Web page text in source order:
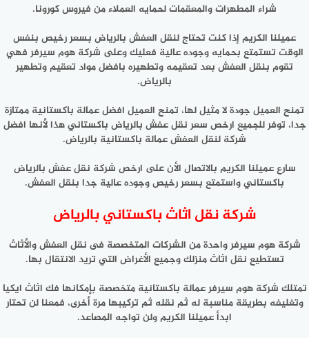
شراء المطهرات والمعقمات لحمايه العملاء من فيروس كورونا.
عميلنا الكريم إذا كنت تحتاج لنقل العفش بالرياض بسعر رخيص بنفس
الوقت تستمتع بحمايه وجوده عالية فعليك وعلى شركة هوم سيرفر فهي
تقوم بنقل العفش بعد تعقيمه وتطهيره بافضل مواد تعقيم وتطهير
بالرياض.
تمنح العميل جودة لا مثيل لها، تمنح العميل افضل عمالة باكستانية ممتازة
جدا، توفر للجميع ارخص سعر نقل عفش بالرياض باكستاني هذا لأنها افضل
شركة لنقل العفش عمالة باكستانية بالرياض.
سارع عميلنا الكريم بالاتصال الأن على ارخص شركة نقل عفش بالرياض
باكستاني واستمتع بسعر رخيص وجوده عالية جدا بنقل العفش.
شركة نقل اثاث باكستاني بالرياض
شركة هوم سيرفر واحدة من الشركات المتخصصة فى نقل العفش والأثاث
تستطيع نقل اثاث منزلك وجميع الأغراض التي تريد الانتقال بها.
تمتلك شركة هوم سيرفر عمالة باكستانية متخصصة بإمكانها فك اثاث ايكيا
وتغليفه بطريقة مناسبة له ثم نقله ثم تركيبها مرة أخرى، فمعنا لن تحتار
ابدأ عميلنا الكريم ولن تواجه المصاعد.